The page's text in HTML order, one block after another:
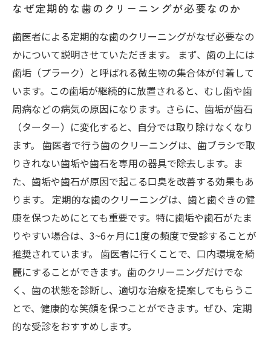
なぜ定期的な歯のクリーニングが必要なのか
歯医者による定期的な歯のクリーニングがなぜ必要なの
かについて説明させていただきます。 まず、歯の上には
歯垢（プラーク）と呼ばれる微生物の集合体が付着して
います。この歯垢が継続的に放置されると、むし歯や歯
周病などの病気の原因になります。さらに、歯垢が歯石
（ターター）に変化すると、自分では取り除けなくなり
ます。 歯医者で行う歯のクリーニングは、歯ブラシで取
りきれない歯垢や歯石を専用の器具で除去します。ま
た、歯垢や歯石が原因で起こる口臭を改善する効果もあ
ります。 定期的な歯のクリーニングは、歯と歯ぐきの健
康を保つためにとても重要です。特に歯垢や歯石がたま
りやすい場合は、3~6ヶ月に1度の頻度で受診することが
推奨されています。 歯医者に行くことで、口内環境を綺
麗にすることができます。歯のクリーニングだけでな
く、歯の状態を診断し、適切な治療を提案してもらうこ
とで、健康的な笑顔を保つことができます。ぜひ、定期
的な受診をおすすめします。